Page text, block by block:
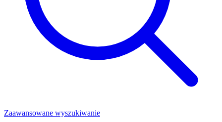
Zaawansowane wyszukiwanie